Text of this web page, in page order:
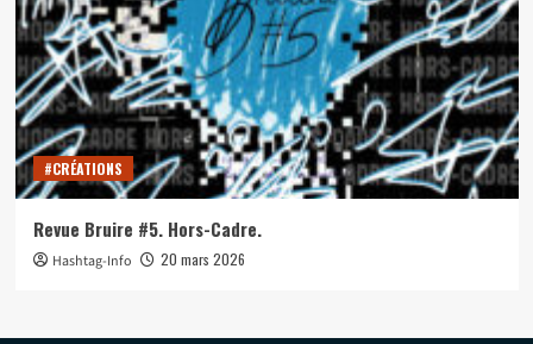
#CRÉATIONS
Revue Bruire #5. Hors-Cadre.
Hashtag-Info 20 mars 2026